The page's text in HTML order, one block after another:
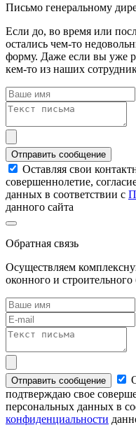
Письмо генеральному
Если до, во время или
остались чем-то
форму. Даже если вы уже
кем-то из наших
Отправить сообщение
Оставляя свои
совершеннолетие,
данных в соответствии с
данного сайта
Обратная связь
Осуществляем
оконного и строительного
Отправить сообщение
подтверждаю свое
персональных данных в
конфиденциальности